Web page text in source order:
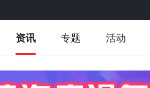
资讯 专题 活动